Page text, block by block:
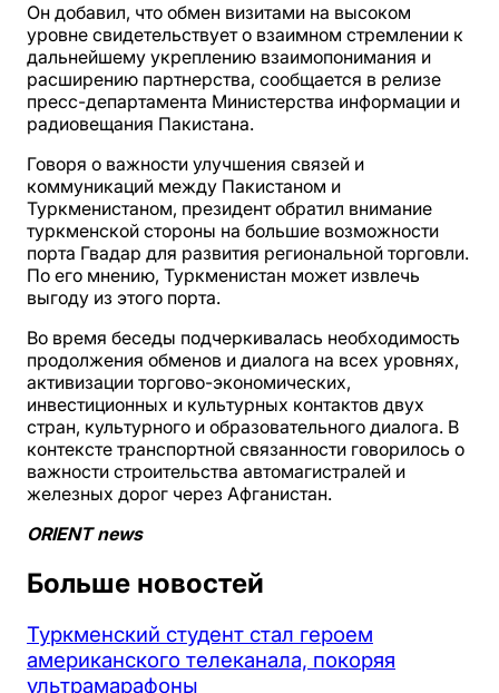
Он добавил, что обмен визитами на высоком
уровне свидетельствует о взаимном стремлении к
дальнейшему укреплению взаимопонимания и
расширению партнерства, сообщается в релизе
пресс-департамента Министерства информации и
радиовещания Пакистана.
Говоря о важности улучшения связей и
коммуникаций между Пакистаном и
Туркменистаном, президент обратил внимание
туркменской стороны на большие возможности
порта Гвадар для развития региональной торговли.
По его мнению, Туркменистан может извлечь
выгоду из этого порта.
Во время беседы подчеркивалась необходимость
продолжения обменов и диалога на всех уровнях,
активизации торгово-экономических,
инвестиционных и культурных контактов двух
стран, культурного и образовательного диалога. В
контексте транспортной связанности говорилось о
важности строительства автомагистралей и
железных дорог через Афганистан.
ORIENT news
Больше новостей
Туркменский студент стал героем
американского телеканала, покоряя
ультрамарафоны